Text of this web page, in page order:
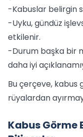
-Kabuslar belirgin
-Uyku, gündüz
etkilenir.
-Durum başka bir
daha iyi
Bu çerçeve, kabus
rüyalardan
Kabus Görme